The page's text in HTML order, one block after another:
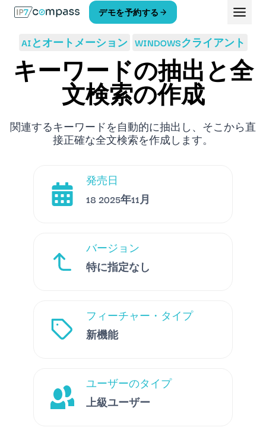
デモを予約する
AIとオートメーション WINDOWSクライアント
キーワードの抽出と全
文検索の作成
関連するキーワードを自動的に抽出し、そこから直
接正確な全文検索を作成します。
発売日
18 2025年11月
バージョン
特に指定なし
フィーチャー・タイプ
新機能
ユーザーのタイプ
上級ユーザー